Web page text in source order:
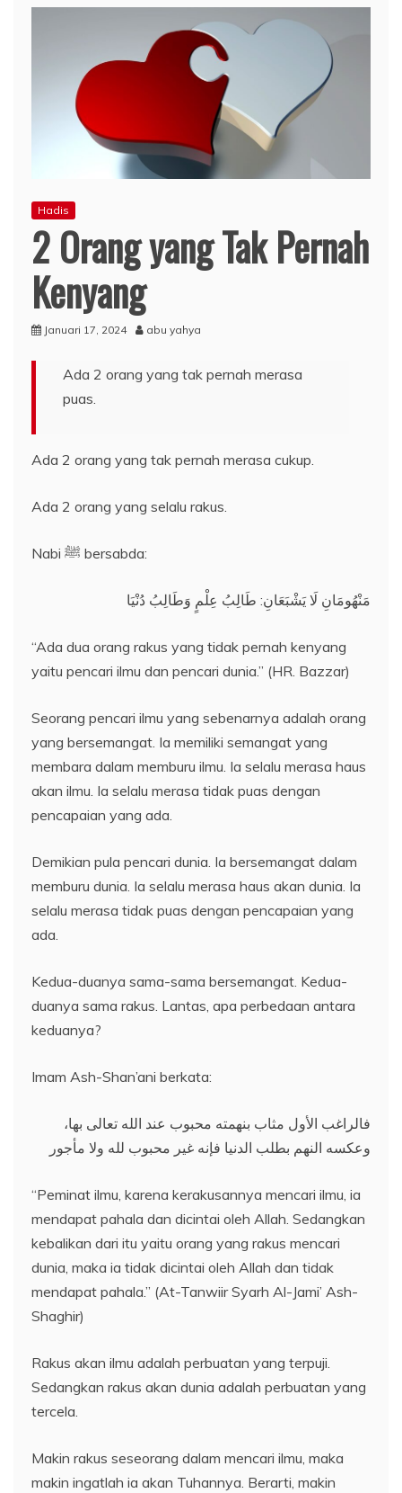
Hadis
2 Orang yang Tak Pernah
Kenyang
Januari 17, 2024 abu yahya
Ada 2 orang yang tak pernah merasa
puas.
Ada 2 orang yang tak pernah merasa cukup.
Ada 2 orang yang selalu rakus.
Nabi ﷺ bersabda:
مَنْهُومَانِ لَا يَشْبَعَانِ: طَالِبُ عِلْمٍ وَطَالِبُ دُنْيَا
“Ada dua orang rakus yang tidak pernah kenyang
yaitu pencari ilmu dan pencari dunia.” (HR. Bazzar)
Seorang pencari ilmu yang sebenarnya adalah orang
yang bersemangat. Ia memiliki semangat yang
membara dalam memburu ilmu. Ia selalu merasa haus
akan ilmu. Ia selalu merasa tidak puas dengan
pencapaian yang ada.
Demikian pula pencari dunia. Ia bersemangat dalam
memburu dunia. Ia selalu merasa haus akan dunia. Ia
selalu merasa tidak puas dengan pencapaian yang
ada.
Kedua-duanya sama-sama bersemangat. Kedua-
duanya sama rakus. Lantas, apa perbedaan antara
keduanya?
Imam Ash-Shan’ani berkata:
فالراغب الأول مثاب بنهمته محبوب عند الله تعالى بها،
وعكسه النهم بطلب الدنيا فإنه غير محبوب لله ولا مأجور
“Peminat ilmu, karena kerakusannya mencari ilmu, ia
mendapat pahala dan dicintai oleh Allah. Sedangkan
kebalikan dari itu yaitu orang yang rakus mencari
dunia, maka ia tidak dicintai oleh Allah dan tidak
mendapat pahala.” (At-Tanwiir Syarh Al-Jami’ Ash-
Shaghir)
Rakus akan ilmu adalah perbuatan yang terpuji.
Sedangkan rakus akan dunia adalah perbuatan yang
tercela.
Makin rakus seseorang dalam mencari ilmu, maka
makin ingatlah ia akan Tuhannya. Berarti, makin